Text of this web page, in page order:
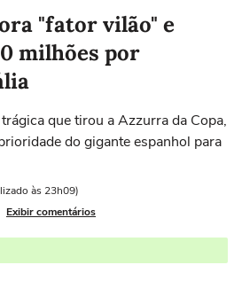
as notícias
"fator vilão" e
milhões por
que tirou a Azzurra da Copa,
do gigante espanhol para
às 23h09)
Exibir comentários